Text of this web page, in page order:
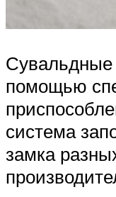
Сувальдные
помощью
система
замка